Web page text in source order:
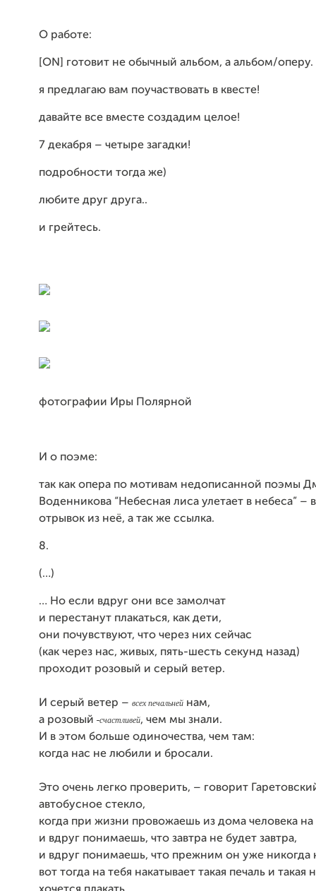
О работе:
[ON] готовит не обычный альбом, а альбом/оперу.
я предлагаю вам поучаствовать в квесте!
давайте все вместе создадим целое!
7 декабря – четыре загадки!
подробности тогда же)
любите друг друга..
и грейтесь.
фотографии Иры Полярной
И о поэме:
так как опера по мотивам недописанной поэмы
Воденникова “Небесная лиса улетает в небеса” –
отрывок из неё, а так же ссылка.
8.
(…)
… Но если вдруг они все замолчат
и перестанут плакаться, как дети,
они почувствуют, что через них сейчас
(как через нас, живых, пять-шесть секунд назад)
проходит розовый и серый ветер.
И серый ветер – всех печальней нам,
а розовый счастливей, чем мы знали.
И в этом больше одиночества, чем там:
когда нас не любили и бросали.
Это очень легко проверить, – говорит
автобусное стекло,
когда при жизни провожаешь из дома человека на
и вдруг понимаешь, что завтра не будет завтра,
и вдруг понимаешь, что прежним он уже никогда
вот тогда на тебя накатывает такая печаль и такая